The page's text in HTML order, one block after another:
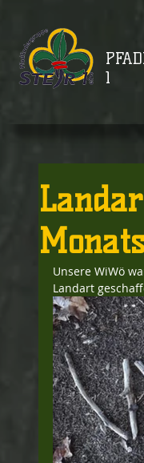
1
Unsere WiWö
Landart